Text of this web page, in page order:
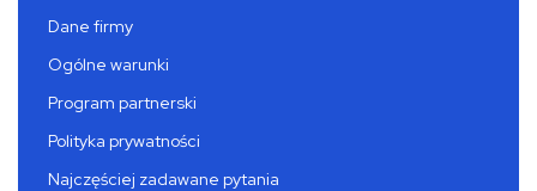
Dane firmy
Ogólne warunki
Program partnerski
Polityka prywatności
Najczęściej zadawane pytania